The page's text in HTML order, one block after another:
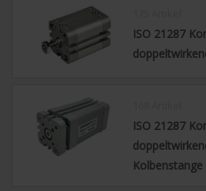
ISO 21287
ISO 21287
Kolbenstange